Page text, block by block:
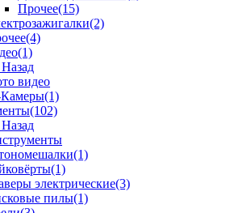
Прочее(15)
(2)
(4)
(1)
Назад
видео
(1)
(102)
Назад
(1)
(1)
электрические(3)
пилы(1)